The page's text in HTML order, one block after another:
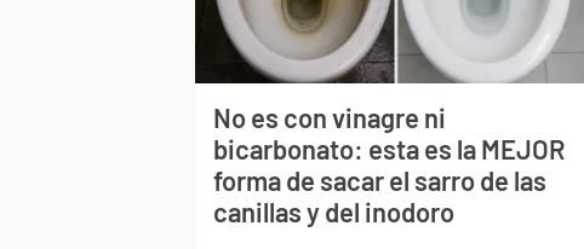
No es con vinagre ni
bicarbonato: esta es la MEJOR
forma de sacar el sarro de las
canillas y del inodoro